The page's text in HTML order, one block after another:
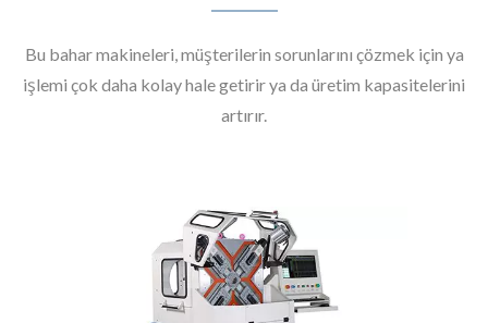
Bu bahar makineleri, müşterilerin sorunlarını çözmek için ya
işlemi çok daha kolay hale getirir ya da üretim kapasitelerini
artırır.